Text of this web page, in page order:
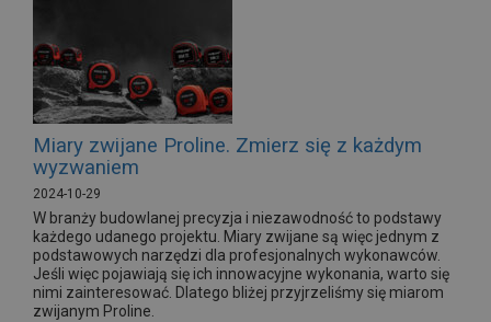
Miary zwijane Proline. Zmierz się z każdym
wyzwaniem
2024-10-29
W branży budowlanej precyzja i niezawodność to podstawy
każdego udanego projektu. Miary zwijane są więc jednym z
podstawowych narzędzi dla profesjonalnych wykonawców.
Jeśli więc pojawiają się ich innowacyjne wykonania, warto się
nimi zainteresować. Dlatego bliżej przyjrzeliśmy się miarom
zwijanym Proline.